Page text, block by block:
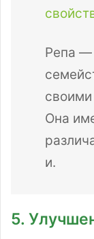
Репа —
Она
и.
5.